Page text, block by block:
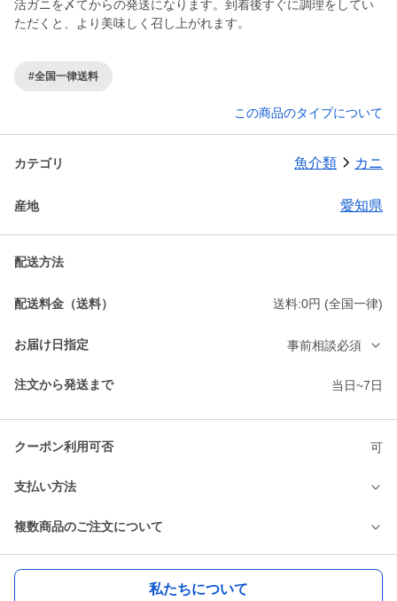
活ガニを〆てからの発送になります。到着後すぐに調理をしてい
ただくと、より美味しく召し上がれます。
#全国一律送料
この商品のタイプについて
カテゴリ 魚介類 カニ
産地 愛知県
配送方法
配送料金（送料） 送料:0円 (全国一律)
お届け日指定 事前相談必須
注文から発送まで 当日~7日
クーポン利用可否 可
支払い方法
複数商品のご注文について
私たちについて